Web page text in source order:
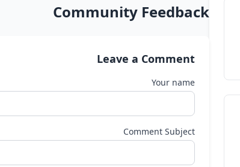
Community Feedback
Leave a Comment
Your name
Comment Subject